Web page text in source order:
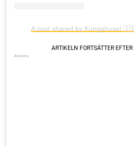
A post shared by Kungahuset